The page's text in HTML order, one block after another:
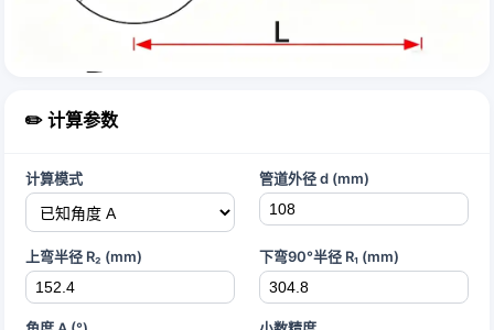
✏️ 计算参数
计算模式 管道外径 d (mm)
上弯半径 R₂ (mm) 下弯90°半径 R₁ (mm)